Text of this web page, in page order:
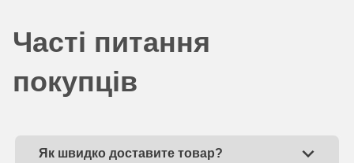
Часті питання
покупців
Як швидко доставите товар?